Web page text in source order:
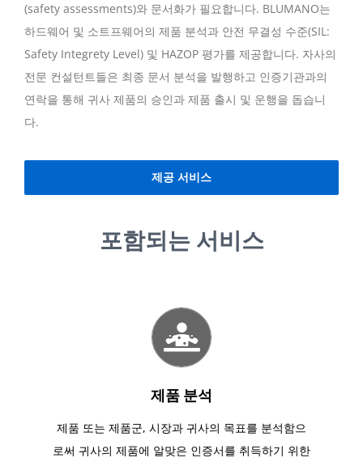
(safety assessments)와 문서화가 필요합니다. BLUMANO는
하드웨어 및 소트프웨어의 제품 분석과 안전 무결성 수준(SIL:
Safety Integrety Level) 및 HAZOP 평가를 제공합니다. 자사의
전문 컨설턴트들은 최종 문서 분석을 발행하고 인증기관과의
연락을 통해 귀사 제품의 승인과 제품 출시 및 운행을 돕습니
다.
제공 서비스
포함되는 서비스
제품 분석
제품 또는 제품군, 시장과 귀사의 목표를 분석함으
로써 귀사의 제품에 알맞은 인증서를 취득하기 위한